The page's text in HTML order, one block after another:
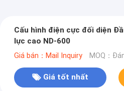
Cấu hình điện cực đối diện
lực cao ND-600
Giá bán：Mail Inquiry MOQ：
Giá tốt nhất